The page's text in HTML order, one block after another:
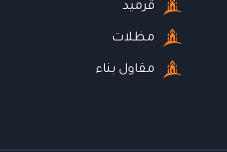
قرميد
مظلات
مقاول بناء